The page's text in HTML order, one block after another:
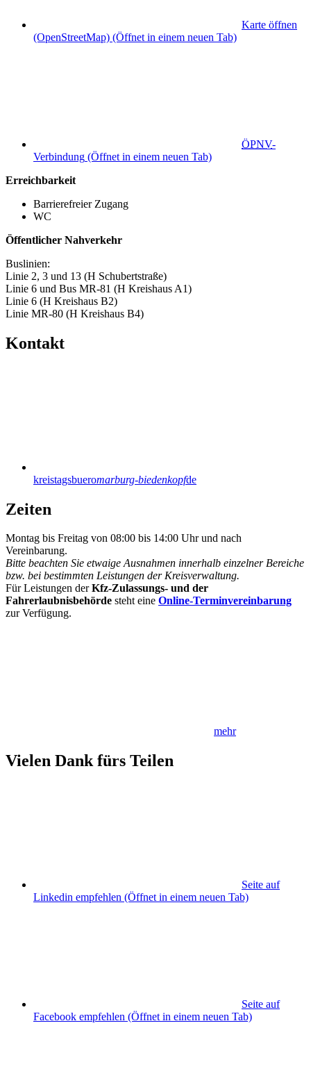
Karte öffnen
(OpenStreetMap) (Öffnet in einem neuen Tab)
ÖPNV-
Verbindung (Öffnet in einem neuen Tab)
Erreichbarkeit
Barrierefreier Zugang
WC
Öffentlicher Nahverkehr
Buslinien:
Linie 2, 3 und 13 (H Schubertstraße)
Linie 6 und Bus MR-81 (H Kreishaus A1)
Linie 6 (H Kreishaus B2)
Linie MR-80 (H Kreishaus B4)
Kontakt
kreistagsbueromarburg-biedenkopfde
Zeiten
Montag bis Freitag von 08:00 bis 14:00 Uhr und nach
Vereinbarung.
Bitte beachten Sie etwaige Ausnahmen innerhalb einzelner Bereiche
bzw. bei bestimmten Leistungen der Kreisverwaltung.
Für Leistungen derKfz-Zulassungs- und der
Fahrerlaubnisbehörde steht eine Online-Terminvereinbarung
zur Verfügung.
mehr
Vielen Dank fürs Teilen
Seite auf
Linkedin empfehlen (Öffnet in einem neuen Tab)
Seite auf
Facebook empfehlen (Öffnet in einem neuen Tab)